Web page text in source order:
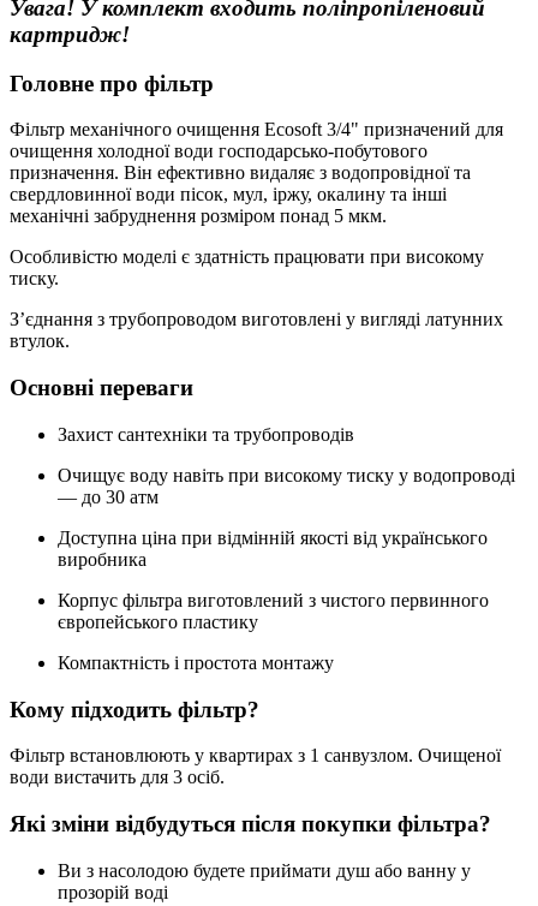
Увага! Укомплект входить поліпропіленовий
картридж!
Головне про фільтр
Фільтр механічного очищення Ecosoft 3/4" призначений для
очищення холодної води господарсько-побутового
призначення. Він ефективно видаляє з водопровідної та
свердловинної води пісок, мул, іржу, окалину та інші
механічні забруднення розміром понад 5 мкм.
Особливістю моделі є здатність працювати при високому
тиску.
З’єднання з трубопроводом виготовлені у вигляді латунних
втулок.
Основні переваги
Захист сантехніки та трубопроводів
Очищує воду навіть при високому тиску у водопроводі
— до 30 атм
Доступна ціна при відмінній якості від українського
виробника
Корпус фільтра виготовлений з чистого первинного
європейського пластику
Компактність і простота монтажу
Кому підходить фільтр?
Фільтр встановлюють у квартирах з 1 санвузлом. Очищеної
води вистачить для 3 осіб.
Які зміни відбудуться після покупки фільтра?
Ви з насолодою будете приймати душ або ванну у
прозорій воді